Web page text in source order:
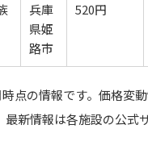
兵庫
県姫
路市
520円
点の情報です。価格変
最新情報は各施設の公式